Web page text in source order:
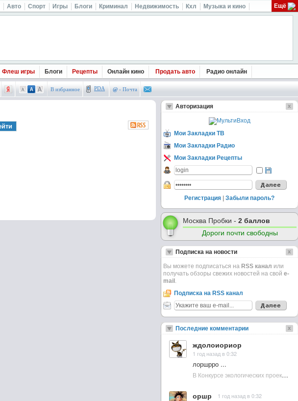
Авто Спорт Игры Блоги Криминал Недвижимость Кхл Музыка и кино Ещё
Флеш игры Блоги Рецепты Онлайн кино Продать авто Радио онлайн
В избранное PDA @ - Почта
Авторизация
Мои Закладки ТВ
Мои Закладки Радио
Мои Закладки Рецепты
Регистрация Забыли пароль?
Москва Пробки - 2 баллов
Дороги почти свободны
Подписка на новости
Вы можете подписаться на RSS канал или
получать обзоры свежих новостей на свой e-
mail .
Подписка на RSS канал
Последние комментарии
ждолоиориор
1 год назад в 0:32
лоршрро ...
В Конкурсе экологических проектов в Подмосковье активно участвовала молодежь :: NewsRbk.ru...
оршр 1 год назад в 0:32